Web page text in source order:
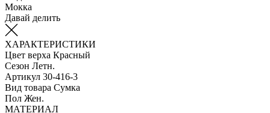
Мокка
Давай делить
ХАРАКТЕРИСТИКИ
Цвет верха Красный
Сезон Летн.
Артикул 30-416-3
Вид товара Сумка
Пол Жен.
МАТЕРИАЛ